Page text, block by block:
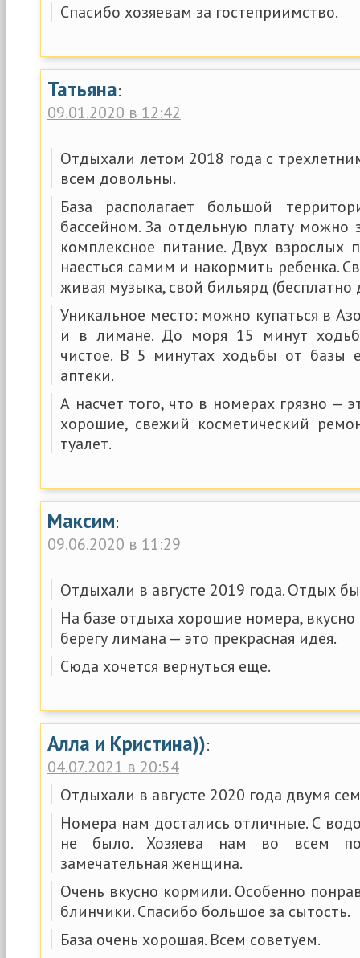
Спасибо хозяевам за гостеприимство.
Татьяна:
09.01.2020 в 12:42
Отдыхали летом 2018 года с
всем довольны.
База располагает большой
бассейном. За отдельную плату можно
комплексное питание. Двух взрослых
наесться самим и накормить ребенка.
живая музыка, свой бильярд
Уникальное место: можно купаться в
и в лимане. До моря 15 минут
чистое. В 5 минутах ходьбы от базы
аптеки.
А насчет того, что в номерах грязно —
хорошие, свежий косметический
туалет.
Максим:
09.06.2020 в 11:29
Отдыхали в августе 2019 года. Отдых
На базе отдыха хорошие номера, вкусно
берегу лимана — это прекрасная идея.
Сюда хочется вернуться еще.
Алла и Кристина)):
04.07.2021 в 20:54
Отдыхали в августе 2020 года двумя
Номера нам достались отличные. С
не было. Хозяева нам во всем
замечательная женщина.
Очень вкусно кормили. Особенно
блинчики. Спасибо большое за сытость.
База очень хорошая. Всем советуем.